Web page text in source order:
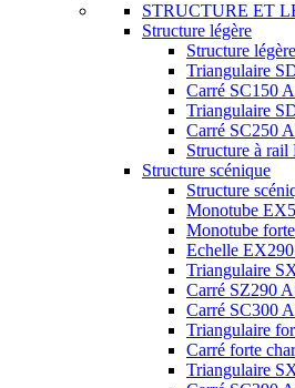
STRUCTURE ET
Structure légère
Structure légère
Triangulaire
Carré SC150
Triangulaire
Carré SC250
Structure à
Structure scénique
Structure
Monotube
Monotube
Echelle
Triangulaire
Carré SZ290
Carré SC300
Triangulaire
Carré forte
Triangulaire